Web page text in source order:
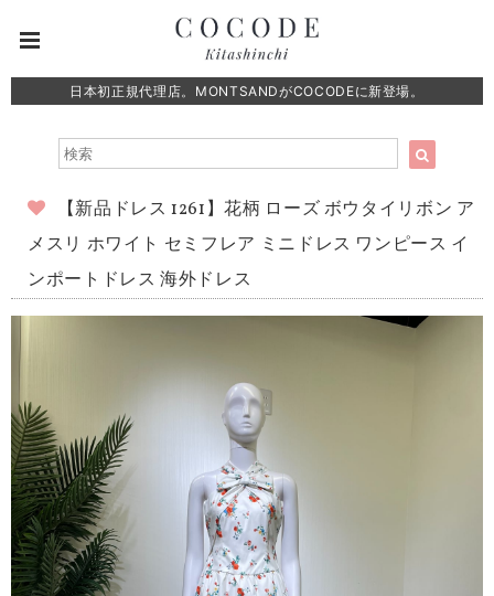
日本初正規代理店。MONTSANDがCOCODEに新登場。
【新品ドレス 1261】花柄 ローズ ボウタイリボン ア
メスリ ホワイト セミフレア ミニドレス ワンピース イ
ンポートドレス 海外ドレス